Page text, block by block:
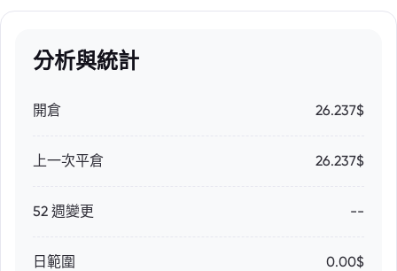
分析與統計
開倉 26.237$
上一次平倉 26.237$
52 週變更 --
日範圍 0.00$